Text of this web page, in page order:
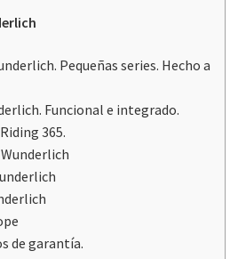
Pequeñas series. Hecho a
Funcional e integrado.
365.
de garantía.